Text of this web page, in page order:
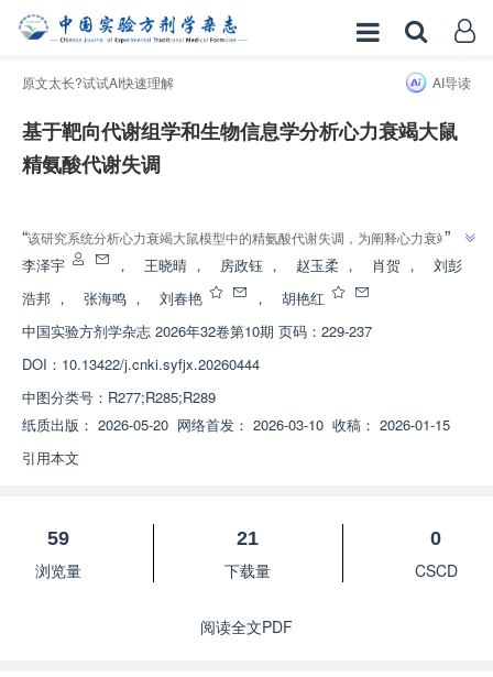
原文太长?试试AI快速理解 AI导读
基于靶向代谢组学和生物信息学分析心力衰竭大鼠
精氨酸代谢失调
“该研究系统分析心力衰竭大鼠模型中的精氨酸代谢失调，为阐释心力衰竭病
机提供现代科学依据，并为中医药防治提供新思路。”
”
李泽宇 ， 王晓晴 ， 房政钰 ， 赵玉柔 ， 肖贺 ，
刘彭
浩邦 ， 张海鸣 ， 刘春艳 ，
胡艳红
中国实验方剂学杂志 2026年32卷第10期 页码：229-237
DOI： 10.13422/j.cnki.syfjx.20260444
中图分类号： R277;R285;R289
纸质出版： 2026-05-20 网络首发： 2026-03-10 收稿： 2026-01-15
引用本文
59
浏览量
21
下载量
0
CSCD
阅读全文PDF